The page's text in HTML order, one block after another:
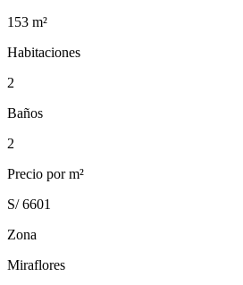
153 m²
Habitaciones
2
Baños
2
Precio por m²
S/ 6601
Zona
Miraflores